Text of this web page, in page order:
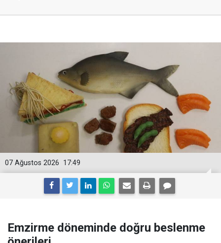
17:49
07 Ağustos 2026
Emzirme döneminde doğru beslenme